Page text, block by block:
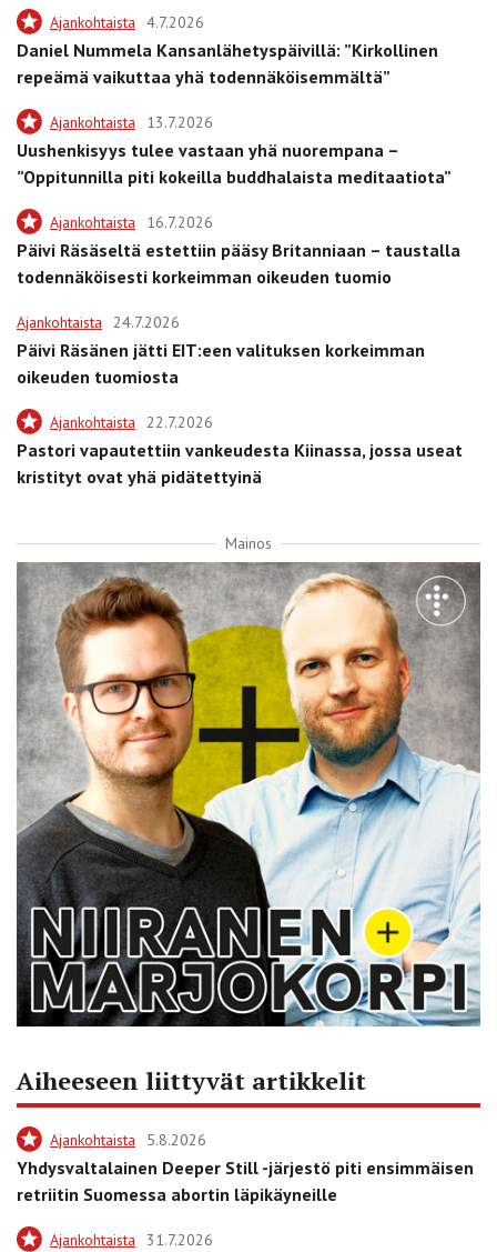
Ajankohtaista 4.7.2026
Daniel Nummela Kansanlähetyspäivillä: ”Kirkollinen
repeämä vaikuttaa yhä todennäköisemmältä”
Ajankohtaista 13.7.2026
Uushenkisyys tulee vastaan yhä nuorempana –
”Oppitunnilla piti kokeilla buddhalaista meditaatiota”
Ajankohtaista 16.7.2026
Päivi Räsäseltä estettiin pääsy Britanniaan – taustalla
todennäköisesti korkeimman oikeuden tuomio
Ajankohtaista 24.7.2026
Päivi Räsänen jätti EIT:een valituksen korkeimman
oikeuden tuomiosta
Ajankohtaista 22.7.2026
Pastori vapautettiin vankeudesta Kiinassa, jossa useat
kristityt ovat yhä pidätettyinä
Mainos
Aiheeseen liittyvät artikkelit
Ajankohtaista 5.8.2026
Yhdysvaltalainen Deeper Still -järjestö piti ensimmäisen
retriitin Suomessa abortin läpikäyneille
Ajankohtaista 31.7.2026